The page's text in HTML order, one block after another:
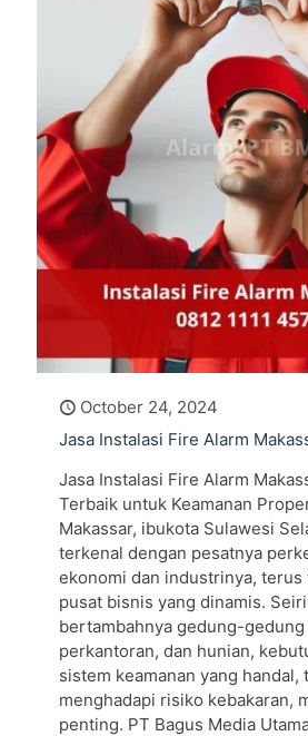
October 24, 2024
Jasa Instalasi Fire Alarm
Jasa Instalasi Fire Alarm
Terbaik untuk Keamanan
Makassar, ibukota Sulawesi
terkenal dengan pesatnya
ekonomi dan industrinya, terus
pusat bisnis yang dinamis.
bertambahnya gedung-
perkantoran, dan hunian,
sistem keamanan yang handal,
menghadapi risiko kebakaran,
penting. PT Bagus Media